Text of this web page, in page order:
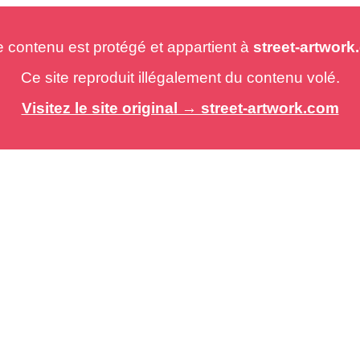
est protégé et appartient à street-
Ce site reproduit illégalement du contenu volé.
Visitez le site original → street-artwork.com